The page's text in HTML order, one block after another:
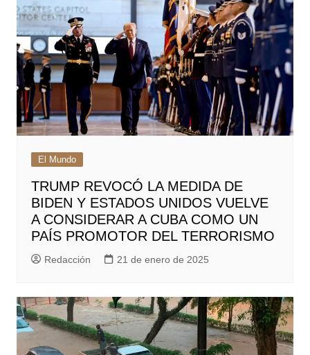
El Mundo
TRUMP REVOCÓ LA MEDIDA DE
BIDEN Y ESTADOS UNIDOS VUELVE
A CONSIDERAR A CUBA COMO UN
PAÍS PROMOTOR DEL TERRORISMO
Redacción 21 de enero de 2025